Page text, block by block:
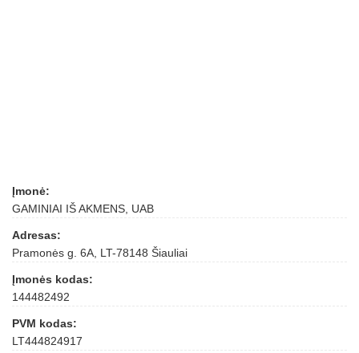
Įmonė:
GAMINIAI IŠ AKMENS, UAB
Adresas:
Pramonės g. 6A, LT-78148 Šiauliai
Įmonės kodas:
144482492
PVM kodas:
LT444824917